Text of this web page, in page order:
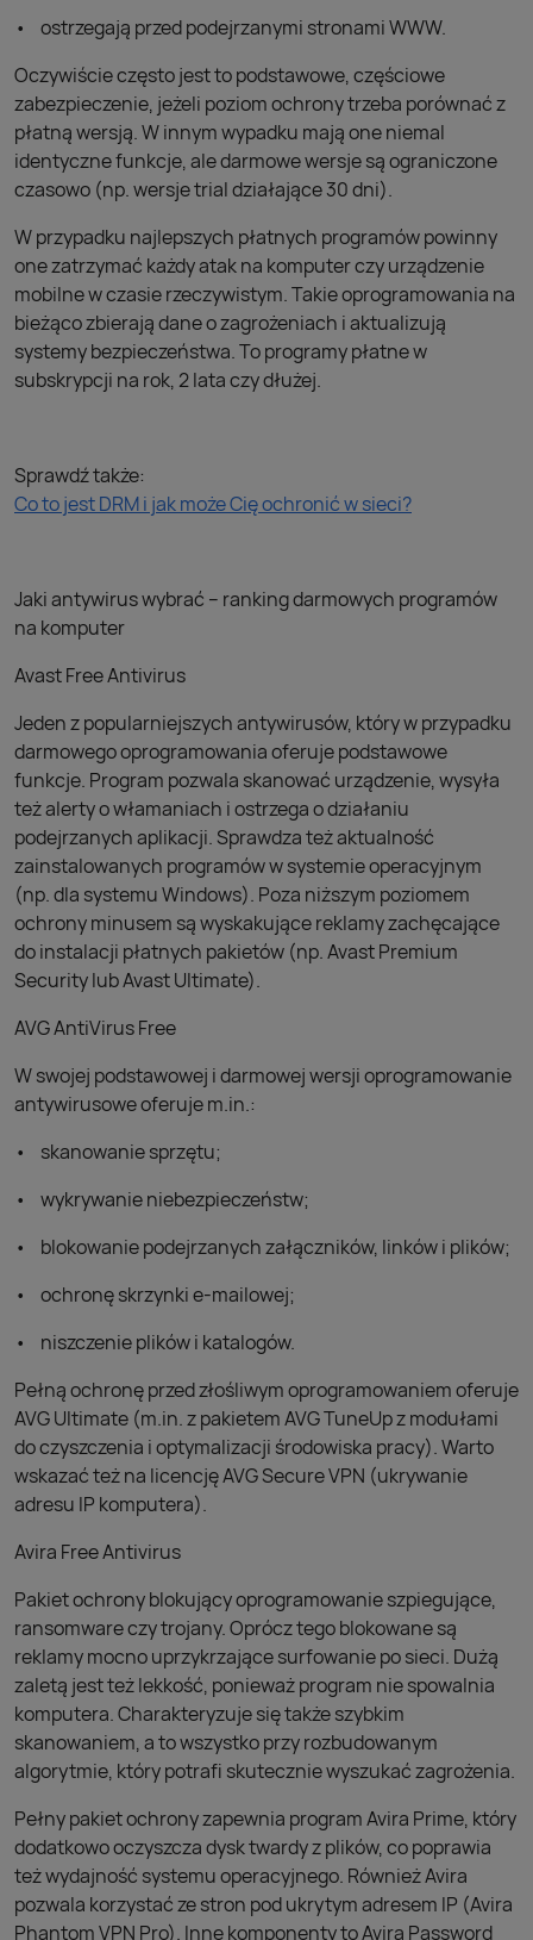
ostrzegają przed podejrzanymi stronami WWW.
Oczywiście często jest to podstawowe, częściowe
zabezpieczenie, jeżeli poziom ochrony trzeba porównać z
płatną wersją. W innym wypadku mają one niemal
identyczne funkcje, ale darmowe wersje są ograniczone
czasowo (np. wersje trial działające 30 dni).
W przypadku najlepszych płatnych programów powinny
one zatrzymać każdy atak na komputer czy urządzenie
mobilne w czasie rzeczywistym. Takie oprogramowania na
bieżąco zbierają dane o zagrożeniach i aktualizują
systemy bezpieczeństwa. To programy płatne w
subskrypcji na rok, 2 lata czy dłużej.
Sprawdź także:
Co to jest DRM i jak może Cię ochronić w sieci?
Jaki antywirus wybrać – ranking darmowych programów
na komputer
Avast Free Antivirus
Jeden z popularniejszych antywirusów, który w przypadku
darmowego oprogramowania oferuje podstawowe
funkcje. Program pozwala skanować urządzenie, wysyła
też alerty o włamaniach i ostrzega o działaniu
podejrzanych aplikacji. Sprawdza też aktualność
zainstalowanych programów w systemie operacyjnym
(np. dla systemu Windows). Poza niższym poziomem
ochrony minusem są wyskakujące reklamy zachęcające
do instalacji płatnych pakietów (np. Avast Premium
Security lub Avast Ultimate).
AVG AntiVirus Free
W swojej podstawowej i darmowej wersji oprogramowanie
antywirusowe oferuje m.in.:
skanowanie sprzętu;
wykrywanie niebezpieczeństw;
blokowanie podejrzanych załączników, linków i plików;
ochronę skrzynki e-mailowej;
niszczenie plików i katalogów.
Pełną ochronę przed złośliwym oprogramowaniem oferuje
AVG Ultimate (m.in. z pakietem AVG TuneUp z modułami
do czyszczenia i optymalizacji środowiska pracy). Warto
wskazać też na licencję AVG Secure VPN (ukrywanie
adresu IP komputera).
Avira Free Antivirus
Pakiet ochrony blokujący oprogramowanie szpiegujące,
ransomware czy trojany. Oprócz tego blokowane są
reklamy mocno uprzykrzające surfowanie po sieci. Dużą
zaletą jest też lekkość, ponieważ program nie spowalnia
komputera. Charakteryzuje się także szybkim
skanowaniem, a to wszystko przy rozbudowanym
algorytmie, który potrafi skutecznie wyszukać zagrożenia.
Pełny pakiet ochrony zapewnia program Avira Prime, który
dodatkowo oczyszcza dysk twardy z plików, co poprawia
też wydajność systemu operacyjnego. Również Avira
pozwala korzystać ze stron pod ukrytym adresem IP (Avira
Phantom VPN Pro). Inne komponenty to Avira Password